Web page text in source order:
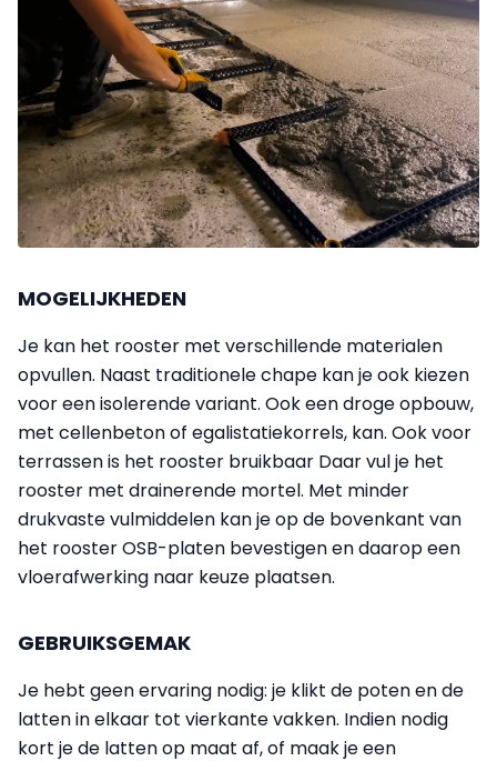
MOGELIJKHEDEN
Je kan het rooster met verschillende materialen
opvullen. Naast traditionele chape kan je ook kiezen
voor een isolerende variant. Ook een droge opbouw,
met cellenbeton of egalistatiekorrels, kan. Ook voor
terrassen is het rooster bruikbaar Daar vul je het
rooster met drainerende mortel. Met minder
drukvaste vulmiddelen kan je op de bovenkant van
het rooster OSB-platen bevestigen en daarop een
vloerafwerking naar keuze plaatsen.
GEBRUIKSGEMAK
Je hebt geen ervaring nodig: je klikt de poten en de
latten in elkaar tot vierkante vakken. Indien nodig
kort je de latten op maat af, of maak je een